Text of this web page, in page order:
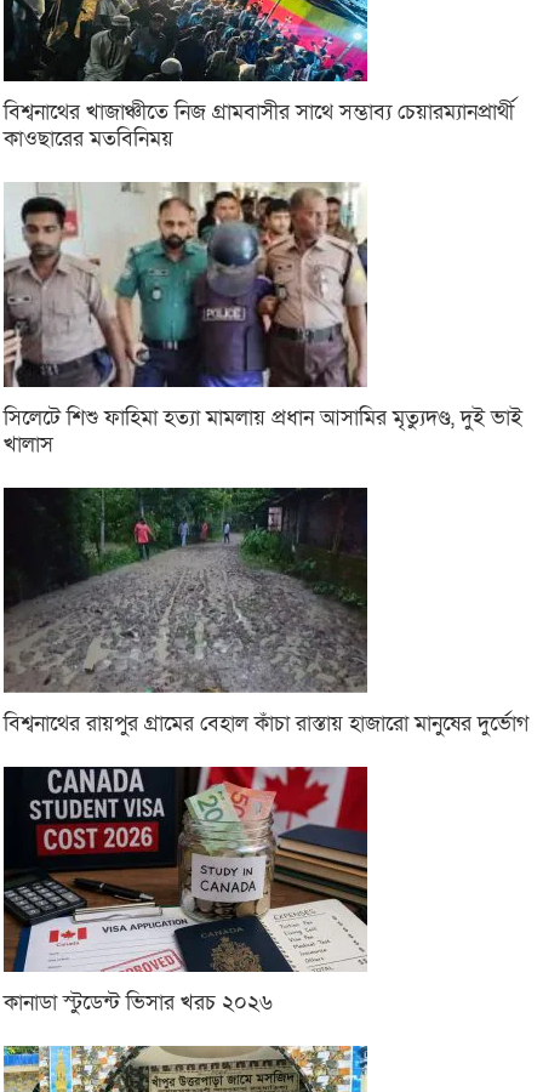
বিশ্বনাথের খাজাঞ্চীতে নিজ গ্রামবাসীর সাথে সম্ভাব্য চেয়ারম্যানপ্রার্থী
কাওছারের মতবিনিময়
সিলেটে শিশু ফাহিমা হত্যা মামলায় প্রধান আসামির মৃত্যুদণ্ড, দুই ভাই
খালাস
বিশ্বনাথের রায়পুর গ্রামের বেহাল কাঁচা রাস্তায় হাজারো মানুষের দুর্ভোগ
কানাডা স্টুডেন্ট ভিসার খরচ ২০২৬